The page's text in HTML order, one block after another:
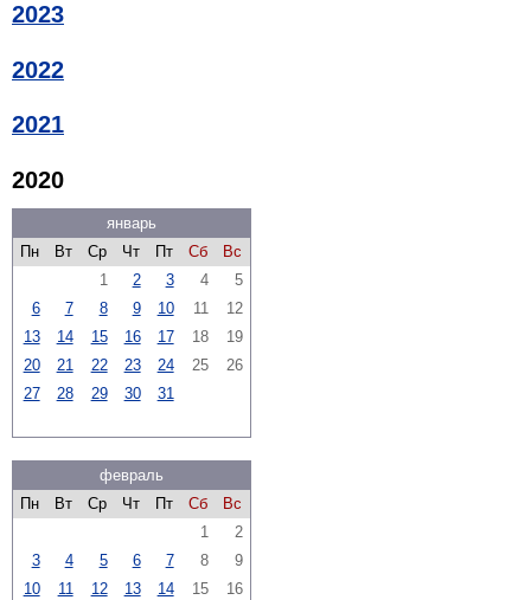
2023
2022
2021
2020
январь
Пн
Вт Ср Чт Пт Сб
Вс
1
2 3 4
5
6
7 8 9 10 11
12
13
14 15 16 17 18
19
20
21 22 23 24 25
26
27
28 29 30 31
февраль
Пн
Вт Ср Чт Пт Сб
Вс
1
2
3
4 5 6 7 8
9
10
11 12 13 14 15
16